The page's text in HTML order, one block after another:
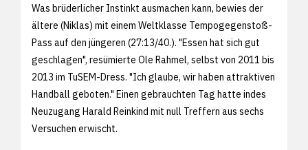
Was brüderlicher Instinkt ausmachen kann, bewies der
ältere (Niklas) mit einem Weltklasse Tempogegenstoß-
Pass auf den jüngeren (27:13/40.). "Essen hat sich gut
geschlagen", resümierte Ole Rahmel, selbst von 2011 bis
2013 im TuSEM-Dress. "Ich glaube, wir haben attraktiven
Handball geboten." Einen gebrauchten Tag hatte indes
Neuzugang Harald Reinkind mit null Treffern aus sechs
Versuchen erwischt.